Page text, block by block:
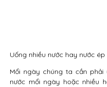
Uống nhiều nước hay nước ép
Mổi ngày chúng ta cần phải
nước mổi ngày hoặc nhiều